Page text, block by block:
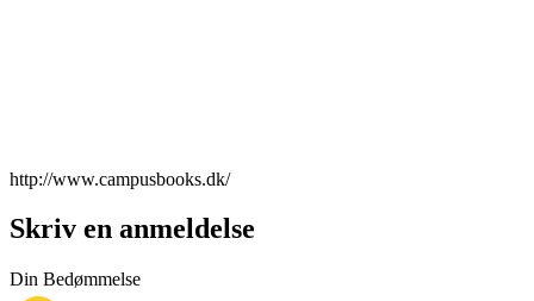
http://www.campusbooks.dk/
Skriv en anmeldelse
Din Bedømmelse